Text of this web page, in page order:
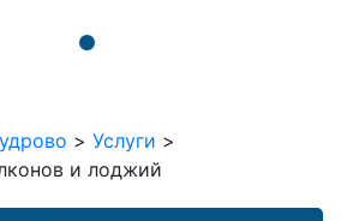
> Услуги >
и лоджий